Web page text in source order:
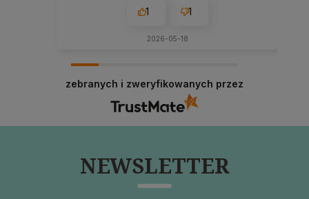
1 1
2026-05-18
zebranych i zweryfikowanych przez
NEWSLETTER